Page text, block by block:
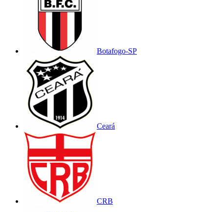
Botafogo-SP
Ceará
CRB